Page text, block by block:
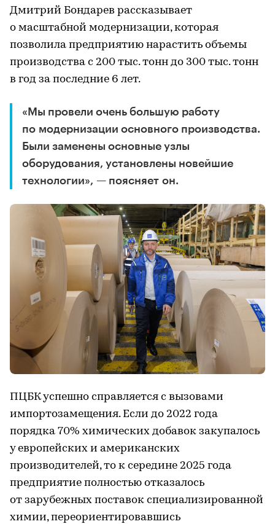
Дмитрий Бондарев рассказывает
о масштабной модернизации, которая
позволила предприятию нарастить объемы
производства с 200 тыс. тонн до 300 тыс. тонн
в год за последние 6 лет.
«Мы провели очень большую работу
по модернизации основного производства.
Были заменены основные узлы
оборудования, установлены новейшие
технологии», — поясняет он.
ПЦБК успешно справляется с вызовами
импортозамещения. Если до 2022 года
порядка 70% химических добавок закупалось
у европейских и американских
производителей, то к середине 2025 года
предприятие полностью отказалось
от зарубежных поставок специализированной
химии, переориентировавшись